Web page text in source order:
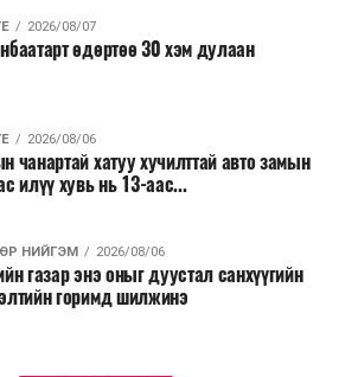
2026/08/07
өдөртөө 30 хэм дулаан
2026/08/06
чанартай хатуу хучилттай авто замын
илүү хувь нь 13-аас...
НИЙГЭМ 2026/08/06
газар энэ оныг дуустал санхүүгийн
горимд шилжинэ